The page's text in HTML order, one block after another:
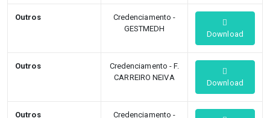
Outros
Credenciamento -
GESTMEDH
Download
Outros
Credenciamento - F.
CARREIRO NEIVA
Download
Outros
Credenciamento -